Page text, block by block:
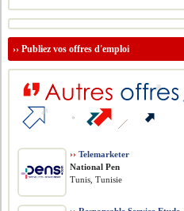
››Publiez vos offres d'emploi
›› Telemarketer
National Pen
Tunis, Tunisie